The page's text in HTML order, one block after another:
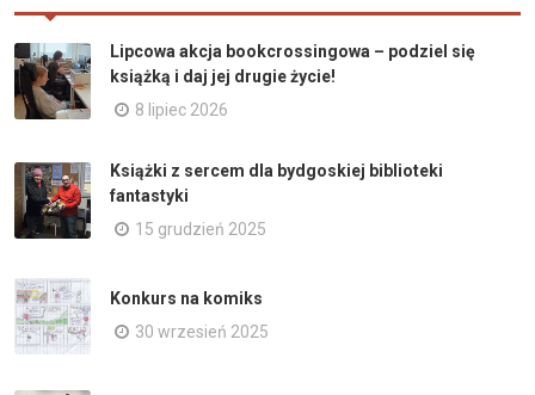
Lipcowa akcja bookcrossingowa – podziel się
książką i daj jej drugie życie!
8 lipiec 2026
Książki z sercem dla bydgoskiej biblioteki
fantastyki
15 grudzień 2025
Konkurs na komiks
30 wrzesień 2025